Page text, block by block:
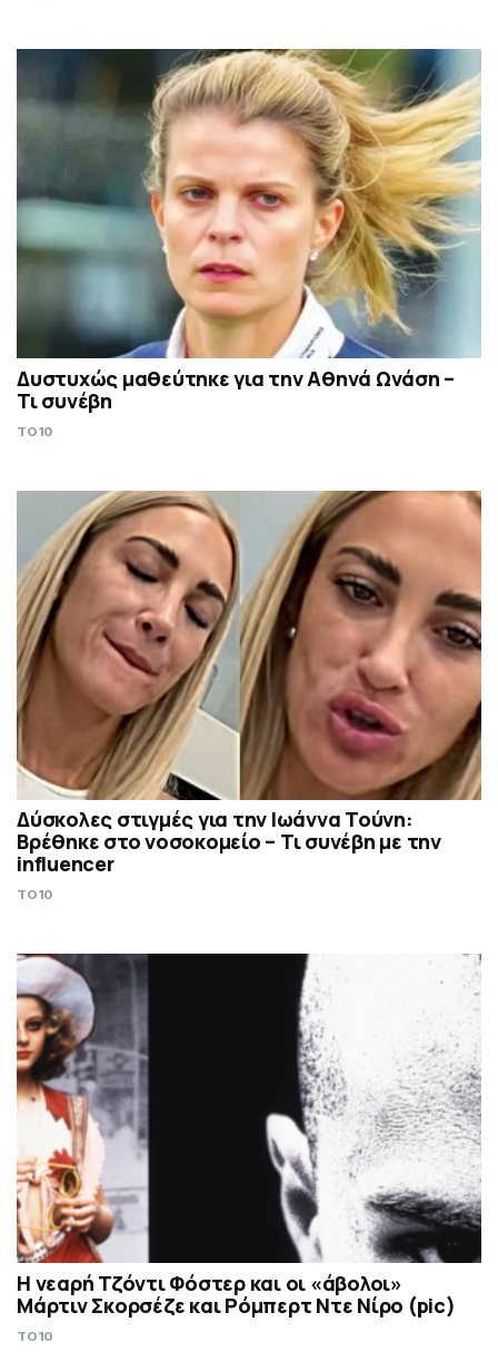
Δυστυχώς μαθεύτηκε για την Αθηνά Ωνάση –
Τι συνέβη
TO10
Δύσκολες στιγμές για την Ιωάννα Τούνη:
Βρέθηκε στο νοσοκομείο – Τι συνέβη με την
influencer
TO10
Η νεαρή Τζόντι Φόστερ και οι «άβολοι»
Μάρτιν Σκορσέζε και Ρόμπερτ Ντε Νίρο (pic)
TO10